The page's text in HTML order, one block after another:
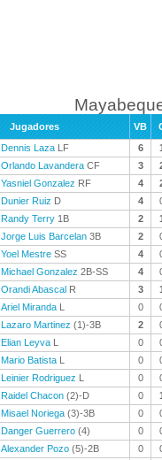
Jugadores VB
Dennis Laza LF 6
Orlando Lavandera CF 3
Yasniel Gonzalez RF 4
Dunier Ruiz D 4
Randy Terry 1B 2
Jorge Luis Barcelan 3B 2
Yoel Mestre SS 4
Michael Gonzalez 2B-SS 4
Orandi Abascal R 3
Ariel Miranda L 0
Lazaro Martinez (1)-3B 2
Elian Leyva L 0
Mario Batista L 0
Leinier Rodriguez L 0
Raidel Chacon (2)-D 0
Misael Noriega (3)-3B 0
Danger Guerrero (4) 0
Alexander Pozo (5)-2B 0